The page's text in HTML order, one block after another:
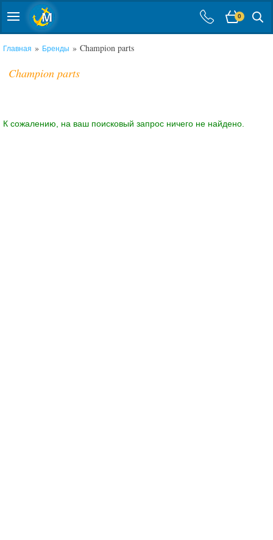
0
Главная » Бренды » Champion parts
Champion parts
К сожалению, на ваш поисковый запрос ничего не найдено.